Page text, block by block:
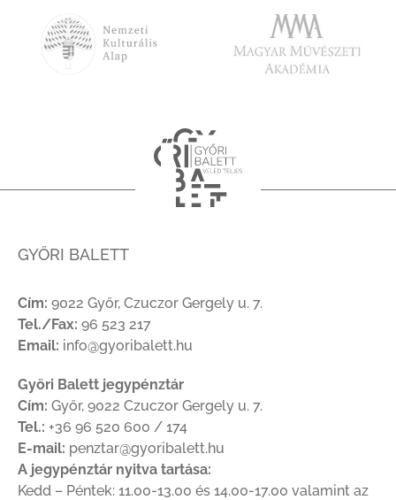
GYŐRI BALETT
Cím: 9022 Győr, Czuczor Gergely u. 7.
Tel./Fax: 96 523 217
Email: info@gyoribalett.hu
Győri Balett jegypénztár
Cím: Győr, 9022 Czuczor Gergely u. 7.
Tel.: +36 96 520 600 / 174
E-mail: penztar@gyoribalett.hu
A jegypénztár nyitva tartása:
Kedd – Péntek: 11.00-13.00 és 14.00-17.00 valamint az